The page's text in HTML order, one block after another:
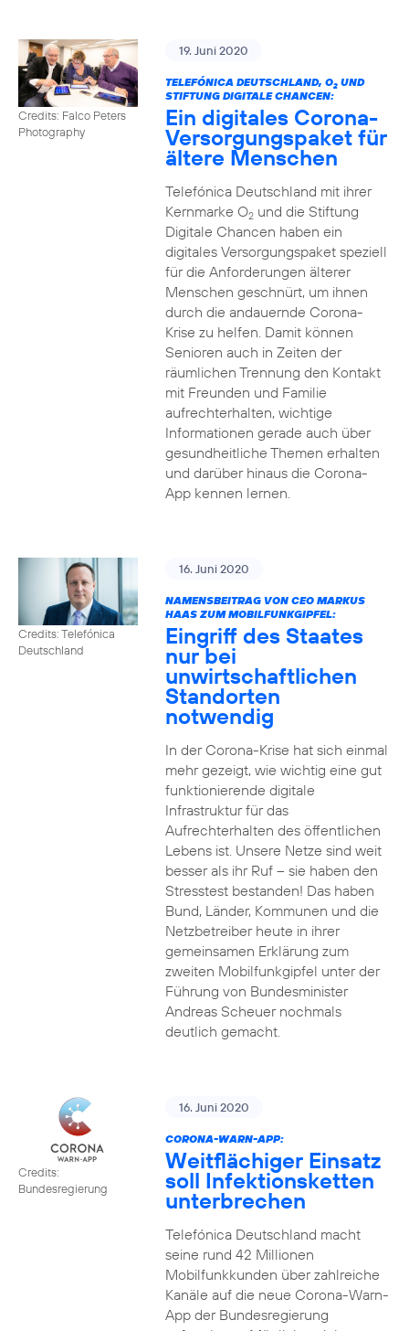
Credits: Falco Peters
Photography
19. Juni 2020
TELEFÓNICA DEUTSCHLAND, O2UND
STIFTUNG DIGITALE CHANCEN:
Ein digitales Corona-
Versorgungspaket für
ältere Menschen
Telefónica Deutschland mit ihrer
Kernmarke O2und die Stiftung
Digitale Chancen haben ein
digitales Versorgungspaket speziell
für die Anforderungen älterer
Menschen geschnürt, um ihnen
durch die andauernde Corona-
Krise zu helfen. Damit können
Senioren auch in Zeiten der
räumlichen Trennung den Kontakt
mit Freunden und Familie
aufrechterhalten, wichtige
Informationen gerade auch über
gesundheitliche Themen erhalten
und darüber hinaus die Corona-
App kennen lernen.
Credits: Telefónica
Deutschland
16. Juni 2020
NAMENSBEITRAG VON CEO MARKUS
HAAS ZUM MOBILFUNKGIPFEL:
Eingriff des Staates
nur bei
unwirtschaftlichen
Standorten
notwendig
In der Corona-Krise hat sich einmal
mehr gezeigt, wie wichtig eine gut
funktionierende digitale
Infrastruktur für das
Aufrechterhalten des öffentlichen
Lebens ist. Unsere Netze sind weit
besser als ihr Ruf – sie haben den
Stresstest bestanden! Das haben
Bund, Länder, Kommunen und die
Netzbetreiber heute in ihrer
gemeinsamen Erklärung zum
zweiten Mobilfunkgipfel unter der
Führung von Bundesminister
Andreas Scheuer nochmals
deutlich gemacht.
Credits:
Bundesregierung
16. Juni 2020
CORONA-WARN-APP:
Weitflächiger Einsatz
soll Infektionsketten
unterbrechen
Telefónica Deutschland macht
seine rund 42 Millionen
Mobilfunkkunden über zahlreiche
Kanäle auf die neue Corona-Warn-
App der Bundesregierung